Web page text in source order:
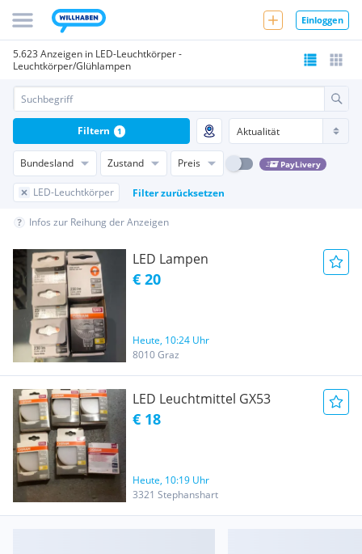
Einloggen
5.623 Anzeigen in LED-Leuchtkörper -
Leuchtkörper/Glühlampen
Bundesland Zustand Preis PayLivery
LED-Leuchtkörper Filter zurücksetzen
Filtern 1
Infos zur Reihung der Anzeigen
LED Lampen
€ 20
Heute, 10:24 Uhr
8010 Graz
LED Leuchtmittel GX53
€ 18
Heute, 10:19 Uhr
3321 Stephanshart